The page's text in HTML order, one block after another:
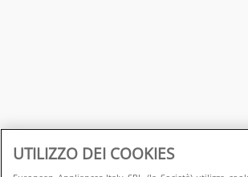
UTILIZZO DEI COOKIES